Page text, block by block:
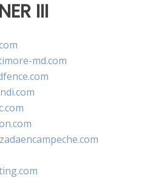
III
md.com